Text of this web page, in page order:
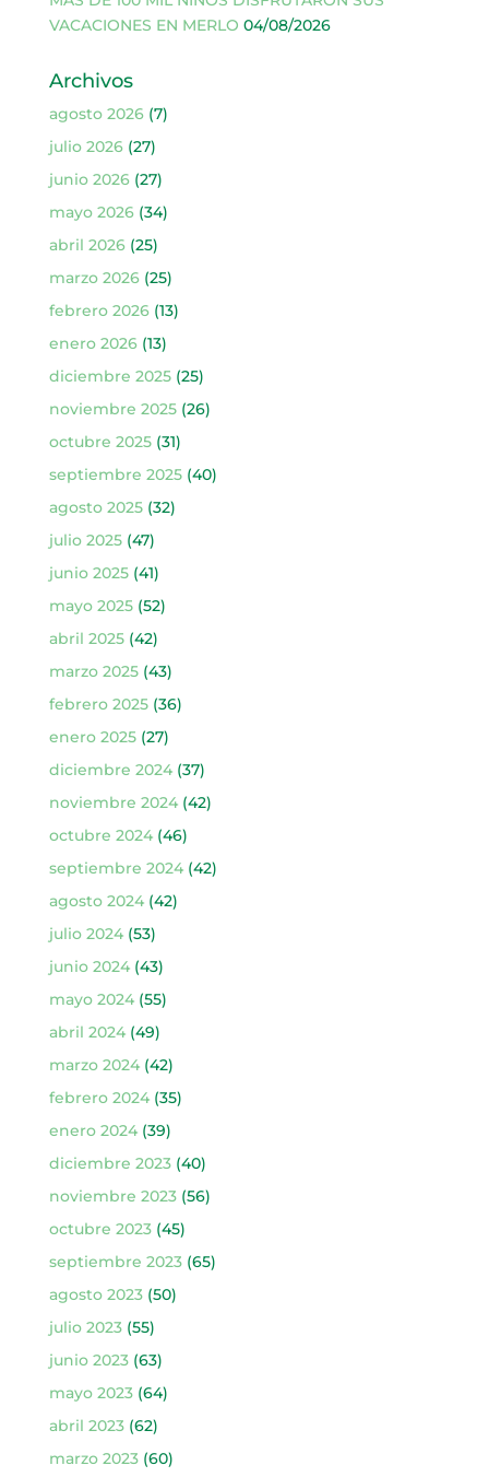
VACACIONES EN MERLO 04/08/2026
Archivos
agosto 2026(7)
julio 2026(27)
junio 2026(27)
mayo 2026(34)
abril 2026(25)
marzo 2026(25)
febrero 2026(13)
enero 2026(13)
diciembre 2025(25)
noviembre 2025(26)
octubre 2025(31)
septiembre 2025(40)
agosto 2025(32)
julio 2025(47)
junio 2025(41)
mayo 2025(52)
abril 2025(42)
marzo 2025(43)
febrero 2025(36)
enero 2025(27)
diciembre 2024(37)
noviembre 2024(42)
octubre 2024(46)
septiembre 2024(42)
agosto 2024(42)
julio 2024(53)
junio 2024(43)
mayo 2024(55)
abril 2024(49)
marzo 2024(42)
febrero 2024(35)
enero 2024(39)
diciembre 2023(40)
noviembre 2023(56)
octubre 2023(45)
septiembre 2023(65)
agosto 2023(50)
julio 2023(55)
junio 2023(63)
mayo 2023(64)
abril 2023(62)
marzo 2023(60)